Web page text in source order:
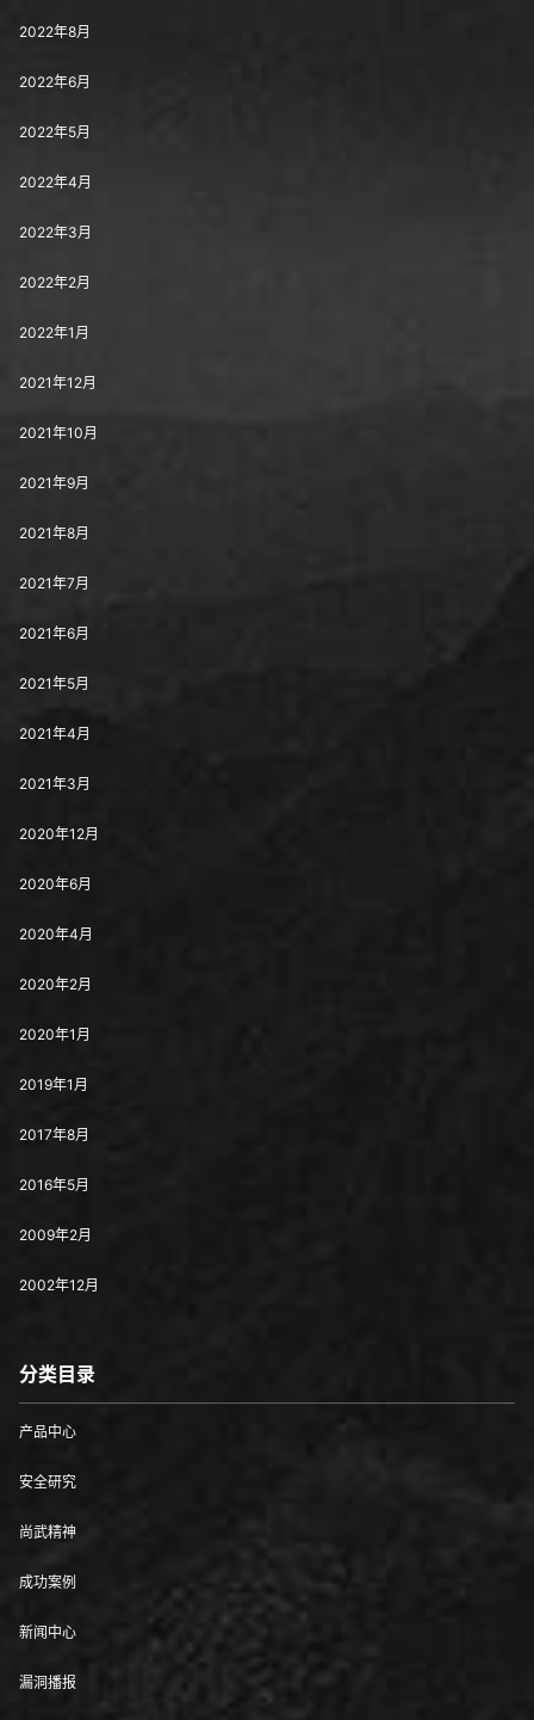
2022年8月
2022年6月
2022年5月
2022年4月
2022年3月
2022年2月
2022年1月
2021年12月
2021年10月
2021年9月
2021年8月
2021年7月
2021年6月
2021年5月
2021年4月
2021年3月
2020年12月
2020年6月
2020年4月
2020年2月
2020年1月
2019年1月
2017年8月
2016年5月
2009年2月
2002年12月
分类目录
产品中心
安全研究
尚武精神
成功案例
新闻中心
漏洞播报